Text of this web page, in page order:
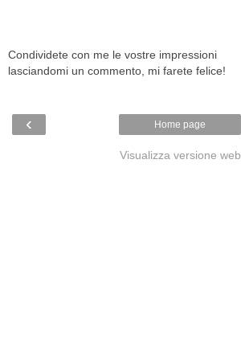
Condividete con me le vostre impressioni
lasciandomi un commento, mi farete felice!
‹ Home page
Visualizza versione web